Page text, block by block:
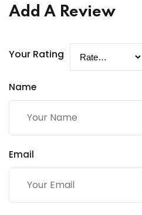
Add A Review
Your Rating
Name
Email